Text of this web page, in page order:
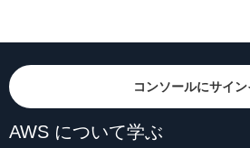
コンソールにサイ
AWS について学ぶ